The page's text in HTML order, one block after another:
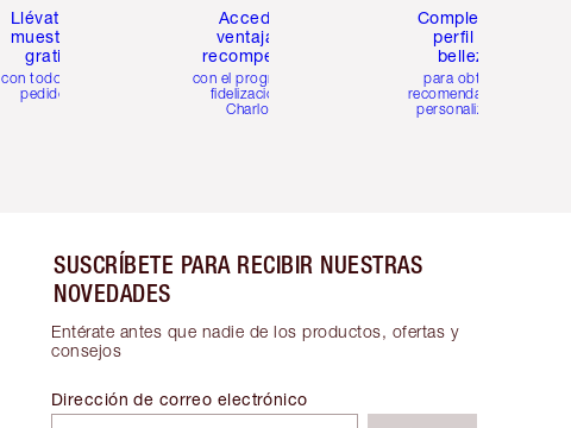
Llévate 2
muestras
gratis
con todos los
pedidos
Accede a
ventajas y
recompensas
con el programa de
fidelización de
Charlotte
Completa tu
perfil de
belleza
para obtener
recomendaciones
personalizadas
SUSCRÍBETE PARA RECIBIR NUESTRAS
NOVEDADES
Entérate antes que nadie de los productos, ofertas y
consejos
Dirección de correo electrónico